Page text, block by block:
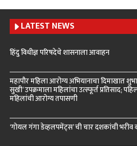
LATEST NEWS
हिंदु विधीज्ञ परिषदेचे शासनाला आवाहन
महापौर महिला आरोग्य अभियानाचा दिमाखात
सुखी’ उपक्रमाला महिलांचा उत्स्फूर्त प्रतिसाद;
महिलांची आरोग्य तपासणी
‘गोयल गंगा डेव्हलपमेंट्स’ ची चार दशकांची भरीव